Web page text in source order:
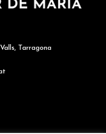
Tarragona